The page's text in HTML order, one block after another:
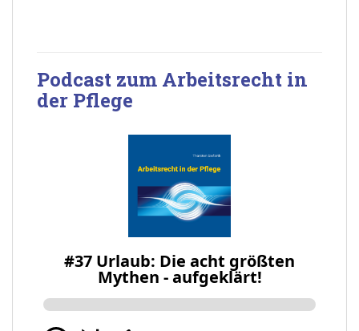
Podcast zum Arbeitsrecht in
der Pflege